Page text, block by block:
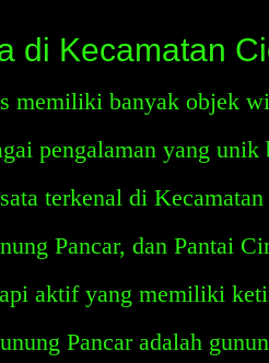
di Kecamatan
memiliki banyak objek
pengalaman yang unik
terkenal di
Pancar, dan Pantai
aktif yang memiliki
Pancar adalah